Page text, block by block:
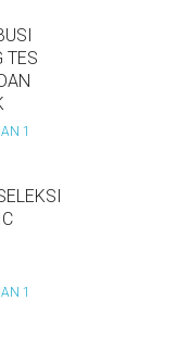
TES
1
1